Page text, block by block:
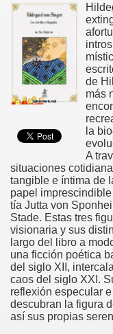
de
más
la
A
situaciones
tangible e íntima de
papel
tía Jutta von
Stade. Estas tres
visionaria y sus
largo del libro a
una ficción poética
del siglo XII,
caos del siglo XXI.
reflexión especular
descubran la figura
así sus propias